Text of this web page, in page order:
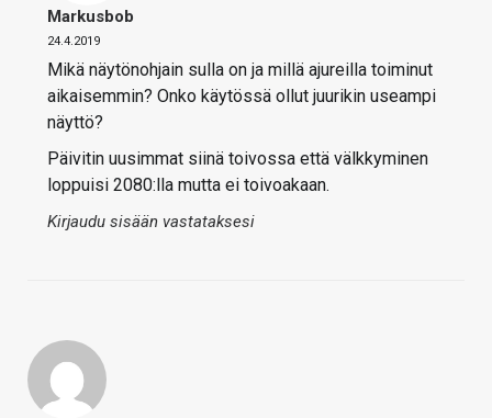
Markusbob
24.4.2019
Mikä näytönohjain sulla on ja millä ajureilla toiminut
aikaisemmin? Onko käytössä ollut juurikin useampi
näyttö?
Päivitin uusimmat siinä toivossa että välkkyminen
loppuisi 2080:lla mutta ei toivoakaan.
Kirjaudu sisään vastataksesi